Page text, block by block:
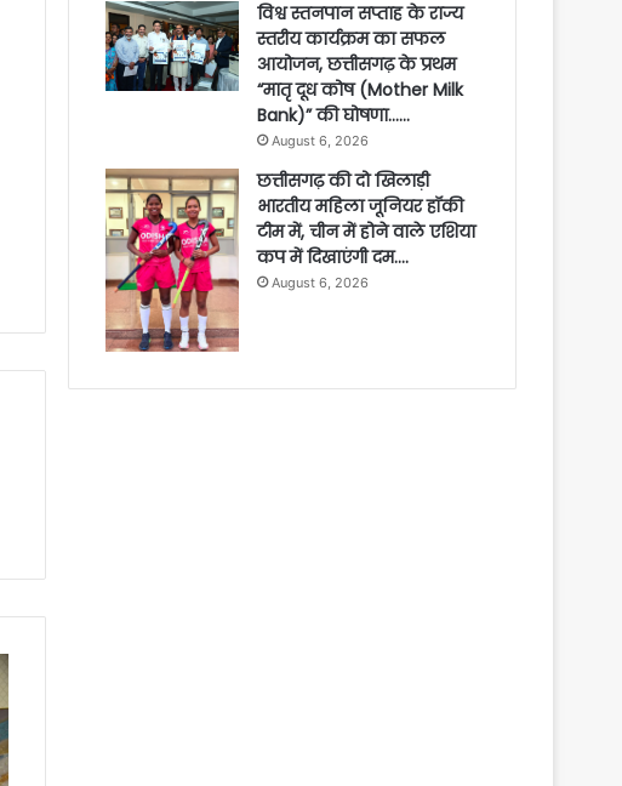
विश्व स्तनपान सप्ताह के राज्य
स्तरीय कार्यक्रम का सफल
आयोजन, छत्तीसगढ़ के प्रथम
“मातृ दूध कोष (Mother Milk
Bank)” की घोषणा……
August 6, 2026
छत्तीसगढ़ की दो खिलाड़ी
भारतीय महिला जूनियर हॉकी
टीम में, चीन में होने वाले एशिया
कप में दिखाएंगी दम….
August 6, 2026